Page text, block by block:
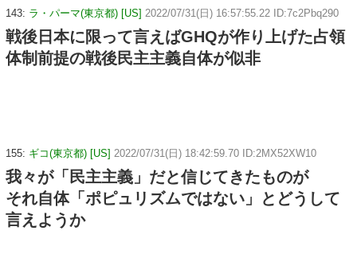
143: ラ・パーマ(東京都) [US] 2022/07/31(日) 16:57:55.22 ID:7c2Pbq290
戦後日本に限って言えばGHQが作り上げた占領
体制前提の戦後民主主義自体が似非
155: ギコ(東京都) [US] 2022/07/31(日) 18:42:59.70 ID:2MX52XW10
我々が「民主主義」だと信じてきたものが
それ自体「ポピュリズムではない」とどうして
言えようか